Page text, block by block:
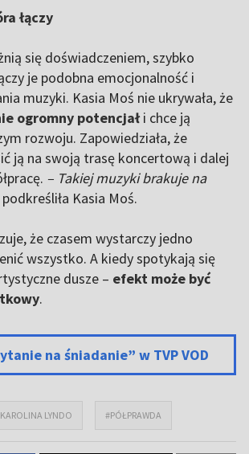
łączy
się doświadczeniem, szybko
je podobna emocjonalność i
muzyki. Kasia Moś nie ukrywała, że
ogromny potencjałi chce ją
rozwoju. Zapowiedziała, że
ją na swoją trasę koncertową i dalej
– Takiej muzyki brakuje na
podkreśliła Kasia Moś.
że czasem wystarczy jedno
wszystko. A kiedy spotykają się
dusze – efekt może być
.
na śniadanie” w TVP VOD
LYNDO #PÓŁPRAWDA